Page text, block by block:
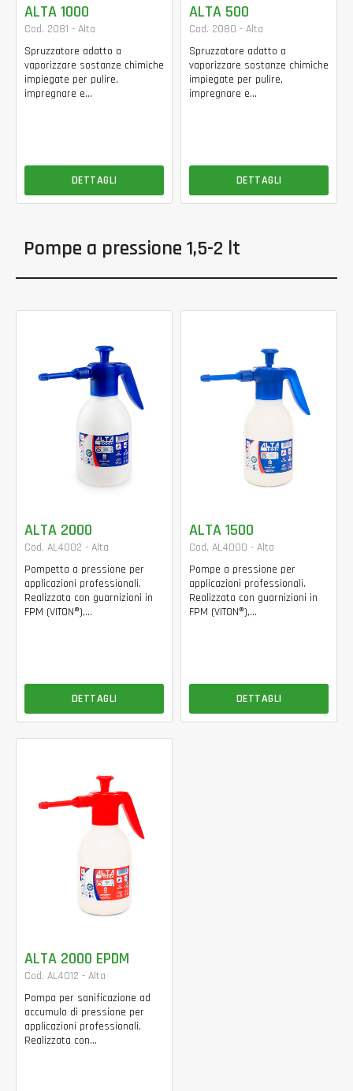
ALTA 1000
Cod. 2081 - Alta
Spruzzatore adatto a
vaporizzare sostanze chimiche
impiegate per pulire,
impregnare e...
DETTAGLI
ALTA 500
Cod. 2080 - Alta
Spruzzatore adatto a
vaporizzare sostanze chimiche
impiegate per pulire,
impregnare e...
DETTAGLI
Pompe a pressione 1,5-2 lt
ALTA 2000
Cod. AL4002 - Alta
Pompetta a pressione per
applicazioni professionali.
Realizzata con guarnizioni in
FPM (VITON®),...
DETTAGLI
ALTA 1500
Cod. AL4000 - Alta
Pompe a pressione per
applicazioni professionali.
Realizzata con guarnizioni in
FPM (VITON®),...
DETTAGLI
ALTA 2000 EPDM
Cod. AL4012 - Alta
Pompa per sanificazione ad
accumulo di pressione per
applicazioni professionali.
Realizzata con...